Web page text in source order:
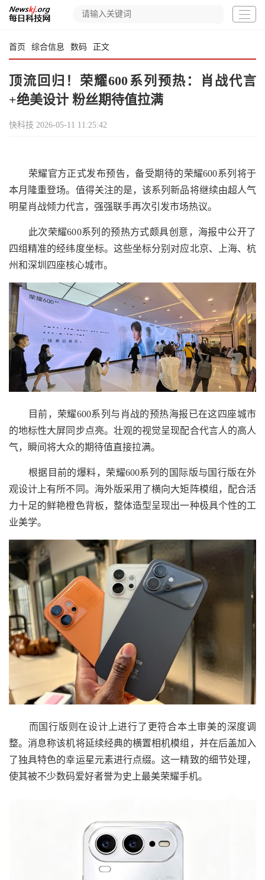
首页 综合信息 数码 正文
顶流回归！荣耀600系列预热：肖战代言
+绝美设计 粉丝期待值拉满
快科技 2026-05-11 11:25:42
荣耀官方正式发布预告，备受期待的荣耀600系列将于
本月隆重登场。值得关注的是，该系列新品将继续由超人气
明星肖战倾力代言，强强联手再次引发市场热议。
此次荣耀600系列的预热方式颇具创意，海报中公开了
四组精准的经纬度坐标。这些坐标分别对应北京、上海、杭
州和深圳四座核心城市。
目前，荣耀600系列与肖战的预热海报已在这四座城市
的地标性大屏同步点亮。壮观的视觉呈现配合代言人的高人
气，瞬间将大众的期待值直接拉满。
根据目前的爆料，荣耀600系列的国际版与国行版在外
观设计上有所不同。海外版采用了横向大矩阵模组，配合活
力十足的鲜艳橙色背板，整体造型呈现出一种极具个性的工
业美学。
而国行版则在设计上进行了更符合本土审美的深度调
整。消息称该机将延续经典的横置相机模组，并在后盖加入
了独具特色的幸运星元素进行点缀。这一精致的细节处理，
使其被不少数码爱好者誉为史上最美荣耀手机。